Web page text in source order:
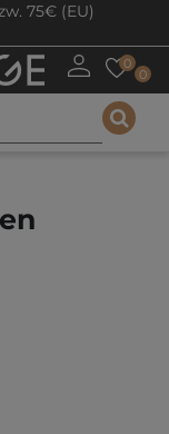
75€ (EU)
0
0